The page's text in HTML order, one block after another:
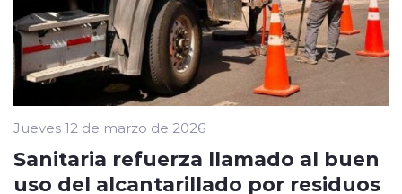
Jueves 12 de marzo de 2026
Sanitaria refuerza llamado al buen
uso del alcantarillado por residuos